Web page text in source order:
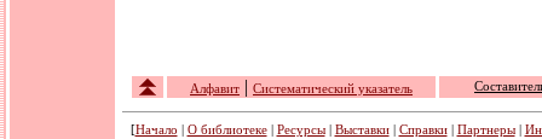
Алфавит | Cистематический указатель
[Начало | О библиотеке| Ресурсы| Выставки| Справки| Партнеры|